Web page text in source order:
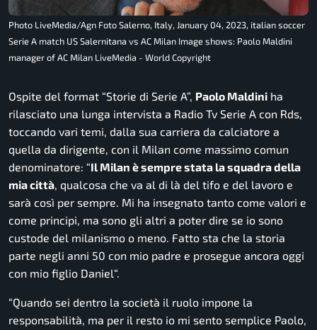
Photo LiveMedia/Agn Foto Salerno, Italy, January 04, 2023, italian soccer
Serie A match US Salernitana vs AC Milan Image shows: Paolo Maldini
manager of AC Milan LiveMedia - World Copyright
Ospite del format “Storie di Serie A”, Paolo Maldini ha
rilasciato una lunga intervista a Radio Tv Serie A con Rds,
toccando vari temi, dalla sua carriera da calciatore a
quella da dirigente, con il Milan come massimo comun
denominatore: “Il Milan è sempre stata la squadra della
mia città, qualcosa che va al di là del tifo e del lavoro e
sarà così per sempre. Mi ha insegnato tanto come valori e
come principi, ma sono gli altri a poter dire se io sono
custode del milanismo o meno. Fatto sta che la storia
parte negli anni 50 con mio padre e prosegue ancora oggi
con mio figlio Daniel“.
“Quando sei dentro la società il ruolo impone la
responsabilità, ma per il resto io mi sento semplice Paolo,